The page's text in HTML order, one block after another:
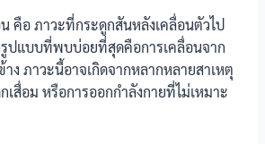
คือ ภาวะที่กระดูกสันหลังเคลื่อนตัวไป
ปแบบที่พบบ่อยที่สุดคือการเคลื่อนจาก
ง ภาวะนี้อาจเกิดจากหลากหลายสาเหตุ
เสื่อม หรือการออกกำลังกายที่ไม่เหมาะ